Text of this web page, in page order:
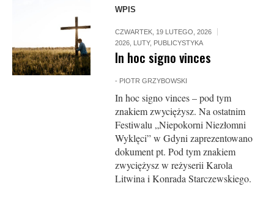
WPIS
CZWARTEK, 19 LUTEGO, 2026
2026 LUTY, PUBLICYSTYKA
In hoc signo vinces
- PIOTR GRZYBOWSKI
In hoc signo vinces – pod tym
znakiem zwyciężysz. Na ostatnim
Festiwalu „Niepokorni Niezłomni
Wyklęci” w Gdyni zaprezentowano
dokument pt. Pod tym znakiem
zwyciężysz w reżyserii Karola
Litwina i Konrada Starczewskiego.